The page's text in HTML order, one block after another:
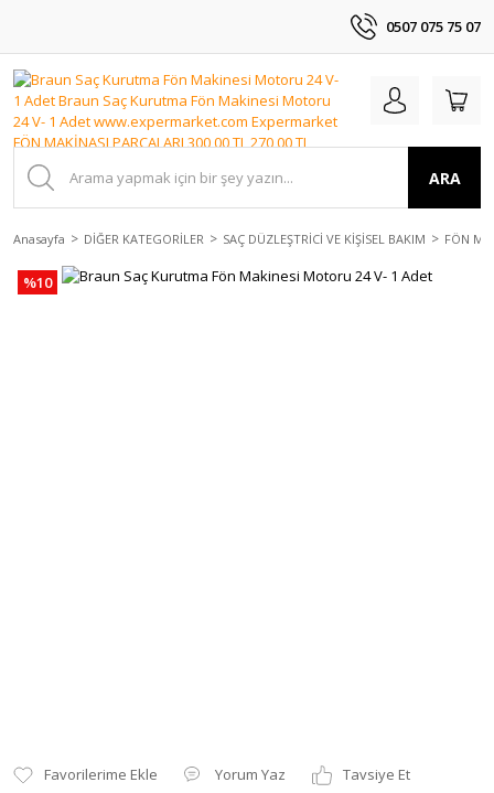
0507 075 75 07
ARA
Anasayfa DİĞER KATEGORİLER SAÇ DÜZLEŞTRİCİ VE KİŞİSEL BAKIM FÖN
%10
Yorum Yaz
Tavsiye Et